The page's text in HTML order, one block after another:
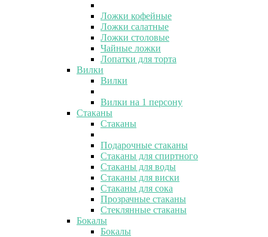
Ложки кофейные
Ложки салатные
Ложки столовые
Чайные ложки
Лопатки для торта
Вилки
Вилки
Вилки на 1 персону
Стаканы
Стаканы
Подарочные стаканы
Стаканы для спиртного
Стаканы для воды
Стаканы для виски
Стаканы для сока
Прозрачные стаканы
Стеклянные стаканы
Бокалы
Бокалы